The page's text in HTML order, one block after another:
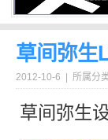
草间弥生
2012-10-6 | 所属分
草间弥生